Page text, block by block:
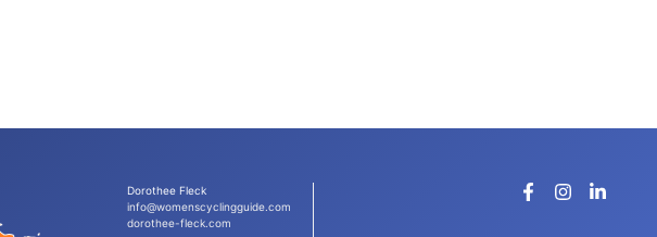
Dorothee Fleck
info@womenscyclingguide.com
dorothee-fleck.com